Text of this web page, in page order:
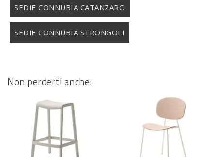
SEDIE CONNUBIA CATANZARO
SEDIE CONNUBIA STRONGOLI
Non perderti anche: